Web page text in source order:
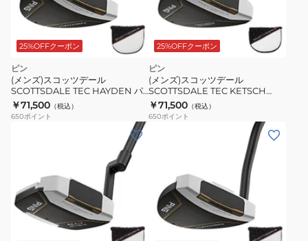
25%OFFクーポン
ピン
(メンズ)スコッツデール
SCOTTSDALE TEC HAYDEN パ
ター(ロフト3度)オリジナルシャフ
ト
￥71,500 （税込）
650ポイント
25%OFFクーポン
ピン
(メンズ)スコッツデール
SCOTTSDALE TEC KETSCH
ONSET パター(ロフト3度)オリジ
ナルシャフト
￥71,500 （税込）
650ポイント